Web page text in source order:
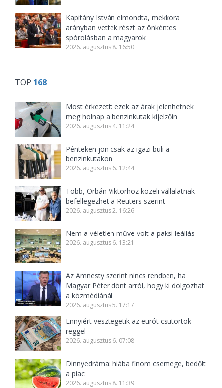
Kapitány István elmondta, mekkora
arányban vettek részt az önkéntes
spórolásban a magyarok
2026. augusztus 8. 16:50
TOP 168
Most érkezett: ezek az árak jelenhetnek
meg holnap a benzinkutak kijelzőin
2026. augusztus 4. 11:24
Pénteken jön csak az igazi buli a
benzinkutakon
2026. augusztus 6. 12:44
Több, Orbán Viktorhoz közeli vállalatnak
befellegezhet a Reuters szerint
2026. augusztus 2. 16:26
Nem a véletlen műve volt a paksi leállás
2026. augusztus 6. 13:21
Az Amnesty szerint nincs rendben, ha
Magyar Péter dönt arról, hogy ki dolgozhat
a közmédiánál
2026. augusztus 5. 17:17
Ennyiért vesztegetik az eurót csütörtök
reggel
2026. augusztus 6. 07:08
Dinnyedráma: hiába finom csemege, bedőlt
a piac
2026. augusztus 8. 11:39